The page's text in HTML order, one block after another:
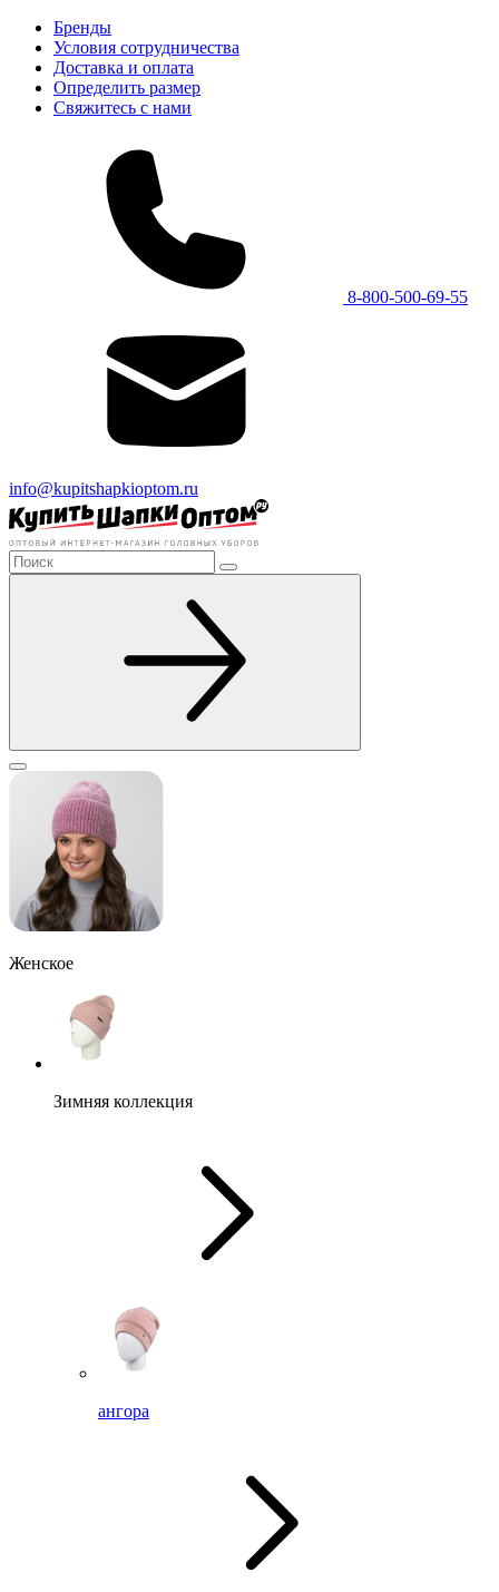
Бренды
Условия сотрудничества
Доставка и оплата
Определить размер
Свяжитесь с нами
8-800-500-69-55
info@kupitshapkioptom.ru
Женское
Зимняя коллекция
ангора